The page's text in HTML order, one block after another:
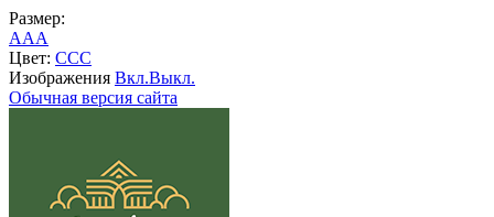
Размер:
AAA
Цвет: CCC
Изображения Вкл.Выкл.
Обычная версия сайта